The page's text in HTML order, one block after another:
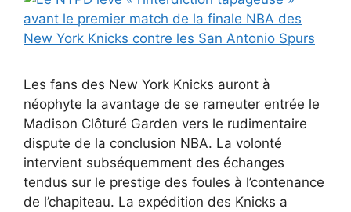
Les fans des New York Knicks auront à
néophyte la avantage de se rameuter entrée le
Madison Clôturé Garden vers le rudimentaire
dispute de la conclusion NBA. La volonté
intervient subséquemment des échanges
tendus sur le prestige des foules à l’contenance
de l’chapiteau. La expédition des Knicks a